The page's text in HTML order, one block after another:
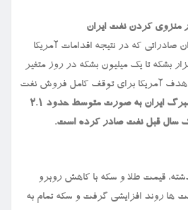
منزوی کردن نفت ایران
صادراتی که در نتیجه اقدامات آمریکا
خواهد شد، از ۷۰۰ هزار بشکه تا یک میلیون بشکه در روز متغیر
هدف آمریکا برای توقف کامل فروش نفت
طبق آمار بلومبرگ ایران به صورت متوسط حدود ۲.۱
سال قبل نفت صادر کرده است.
قیمت طلا و سکه با کاهش روبرو
ها روند افزایشی گرفت و سکه تمام به